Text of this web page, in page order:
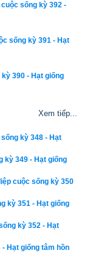
Thuần Phong
vinh dự
niên số 1 hiện
còn luận giải
dàng lựa chọn
lịch vạn sự
sống kỳ 392 -
sống kỳ 391 - Hạt
390 - Hạt giống
Xem tiếp...
kỳ 348 - Hạt
kỳ 349 - Hạt giống
cuộc sống kỳ 350
kỳ 351 - Hạt giống
kỳ 352 - Hạt
Hạt giống tâm hồn